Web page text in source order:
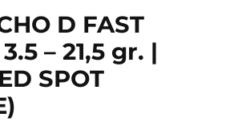
D FAST
– 21,5 gr. |
SPOT